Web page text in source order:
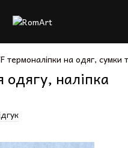
термоналіпки на одяг, сумки
наліпка